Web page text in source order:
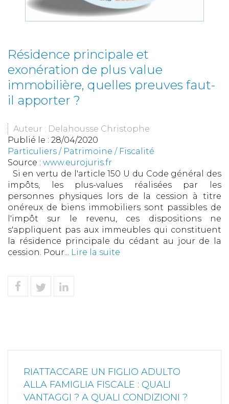
Résidence principale et
exonération de plus value
immobilière, quelles preuves faut-
il apporter ?
Auteur : Delahousse Christophe
Publié le : 28/04/2020
Particuliers / Patrimoine / Fiscalité
Source : www.eurojuris.fr
Si en vertu de l'article 150 U du Code général des
impôts, les plus-values réalisées par les
personnes physiques lors de la cession à titre
onéreux de biens immobiliers sont passibles de
l'impôt sur le revenu, ces dispositions ne
s'appliquent pas aux immeubles qui constituent
la résidence principale du cédant au jour de la
cession. Pour... Lire la suite
RIATTACCARE UN FIGLIO ADULTO
ALLA FAMIGLIA FISCALE : QUALI
VANTAGGI ? A QUALI CONDIZIONI ?